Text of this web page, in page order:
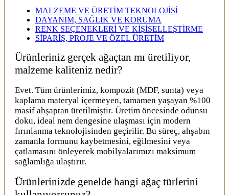
MALZEME VE ÜRETİM TEKNOLOJİSİ
DAYANIM, SAĞLIK VE KORUMA
RENK SEÇENEKLERİ VE KİŞİSELLEŞTİRME
SİPARİŞ, PROJE VE ÖZEL ÜRETİM
Ürünleriniz gerçek ağaçtan mı üretiliyor,
malzeme kaliteniz nedir?
Evet. Tüm ürünlerimiz, kompozit (MDF, sunta) veya
kaplama materyal içermeyen, tamamen yaşayan %100
masif ahşaptan üretilmiştir. Üretim öncesinde odunsu
doku, ideal nem dengesine ulaşması için modern
fırınlanma teknolojisinden geçirilir. Bu süreç, ahşabın
zamanla formunu kaybetmesini, eğilmesini veya
çatlamasını önleyerek mobilyalarımızı maksimum
sağlamlığa ulaştırır.
Ürünlerinizde genelde hangi ağaç türlerini